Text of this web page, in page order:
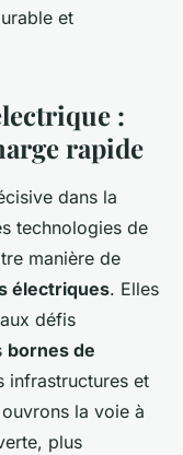
et
:
rapide
dans la
technologies de
manière de
électriques. Elles
défis
bornes de
infrastructures et
la voie à
plus